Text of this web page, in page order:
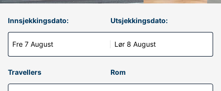
Innsjekkingsdato:
Fre 7 August
Utsjekkingsdato:
Lør 8 August
Travellers Rom